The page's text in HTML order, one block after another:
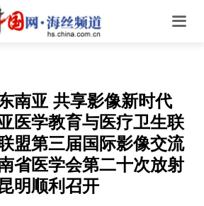
南亚 共享影像新时代
学教育与医疗卫生联
盟第三届国际影像交流
省医学会第二十次放射
明顺利召开